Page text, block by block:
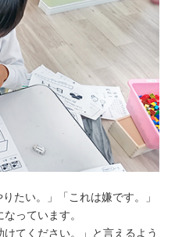
たい。」「これは嫌です。」
っています。
てください。」と言えるよう